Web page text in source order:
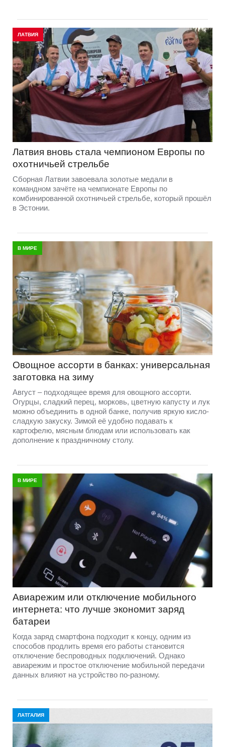
ЛАТВИЯ
Латвия вновь стала чемпионом Европы по
охотничьей стрельбе
Сборная Латвии завоевала золотые медали в
командном зачёте на чемпионате Европы по
комбинированной охотничьей стрельбе, который прошёл
в Эстонии.
В МИРЕ
Овощное ассорти в банках: универсальная
заготовка на зиму
Август – подходящее время для овощного ассорти.
Огурцы, сладкий перец, морковь, цветную капусту и лук
можно объединить в одной банке, получив яркую кисло-
сладкую закуску. Зимой её удобно подавать к
картофелю, мясным блюдам или использовать как
дополнение к праздничному столу.
В МИРЕ
Авиарежим или отключение мобильного
интернета: что лучше экономит заряд
батареи
Когда заряд смартфона подходит к концу, одним из
способов продлить время его работы становится
отключение беспроводных подключений. Однако
авиарежим и простое отключение мобильной передачи
данных влияют на устройство по-разному.
ЛАТГАЛИЯ